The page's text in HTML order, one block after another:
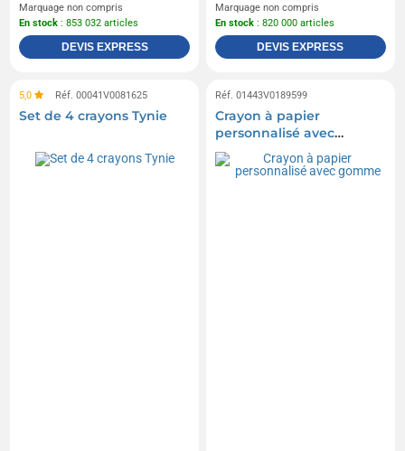
Marquage non compris
En stock : 853 032 articles
DEVIS EXPRESS
Marquage non compris
En stock : 820 000 articles
DEVIS EXPRESS
5,0 Réf. 00041V0081625
Set de 4 crayons Tynie
Réf. 01443V0189599
Crayon à papier
personnalisé avec
gomme